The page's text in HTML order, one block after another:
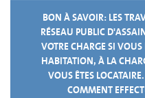
BON À SAVOIR: LES
RÉSEAU PUBLIC
VOTRE CHARGE SI VOUS
HABITATION, À LA
VOUS ÊTES
COMMENT